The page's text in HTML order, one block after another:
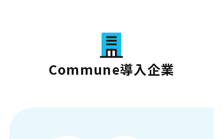
Commune導入企業